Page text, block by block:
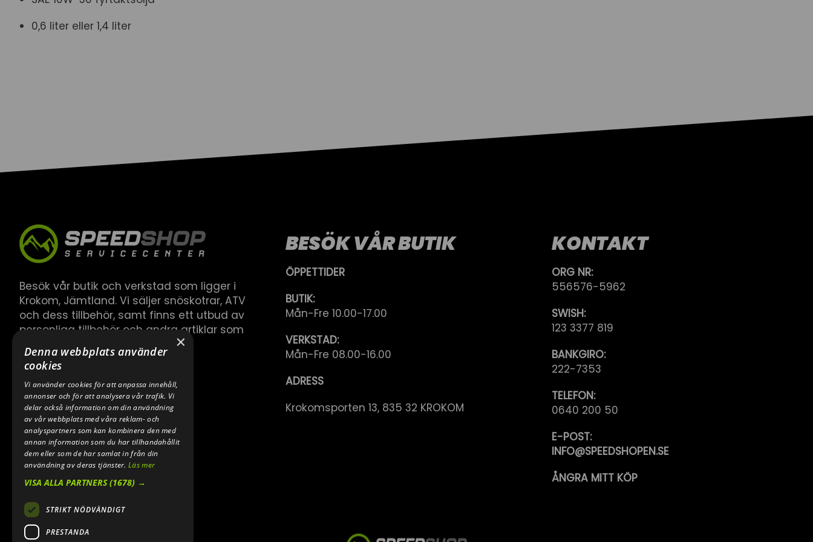
0,6 liter eller 1,4 liter
Besök vår butik och verkstad som ligger i
Krokom, Jämtland. Vi säljer snöskotrar, ATV
och dess tillbehör, samt finns ett utbud av
personliga tillbehör och andra artiklar som
hör till.
BESÖK VÅR BUTIK
ÖPPETTIDER
BUTIK:
Mån-Fre 10.00-17.00
VERKSTAD:
Mån-Fre 08.00-16.00
ADRESS
Krokomsporten 13, 835 32 KROKOM
KONTAKT
ORG NR:
556576-5962
SWISH:
123 3377 819
BANKGIRO:
222-7353
TELEFON:
0640 200 50
E-POST:
INFO@SPEEDSHOPEN.SE
ÅNGRA MITT KÖP
×
Denna webbplats använder
cookies
Vi använder cookies för att anpassa innehåll,
annonser och för att analysera vår trafik. Vi
delar också information om din användning
av vår webbplats med våra reklam- och
analyspartners som kan kombinera den med
annan information som du har tillhandahållit
dem eller som de har samlat in från din
användning av deras tjänster.Läs mer
VISA ALLA PARTNERS(1678) →
STRIKT NÖDVÄNDIGT
PRESTANDA